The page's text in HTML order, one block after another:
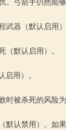
。弓箭手仍然能
武器（默认启用）
（默认启用）。
启用）。
时被杀死的风险
默认禁用）。如